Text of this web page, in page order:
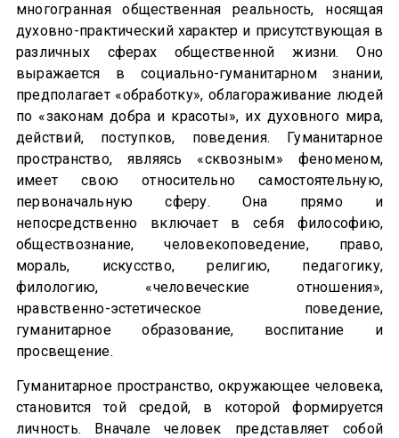
многогранная общественная реальность, носящая
духовно-практический характер и присутствующая в
различных сферах общественной жизни. Оно
выражается в социально-гуманитарном знании,
предполагает «обработку», облагораживание людей
по «законам добра и красоты», их духовного мира,
действий, поступков, поведения. Гуманитарное
пространство, являясь «сквозным» феноменом,
имеет свою относительно самостоятельную,
первоначальную сферу. Она прямо и
непосредственно включает в себя философию,
обществознание, человекоповедение, право,
мораль, искусство, религию, педагогику,
филологию, «человеческие отношения»,
нравственно-эстетическое поведение,
гуманитарное образование, воспитание и
просвещение.
Гуманитарное пространство, окружающее человека,
становится той средой, в которой формируется
личность. Вначале человек представляет собой